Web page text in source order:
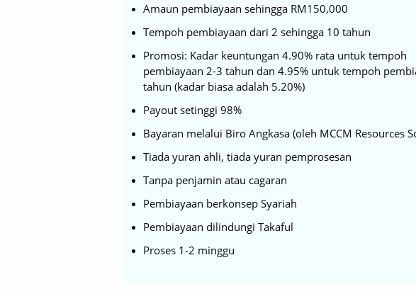
Amaun pembiayaan sehingga RM150,000
Tempoh pembiayaan dari 2 sehingga 10 tahun
Promosi: Kadar keuntungan 4.90% rata untuk tempoh
pembiayaan 2-3 tahun dan 4.95% untuk tempoh
tahun (kadar biasa adalah 5.20%)
Payout setinggi 98%
Bayaran melalui Biro Angkasa (oleh MCCM Resources
Tiada yuran ahli, tiada yuran pemprosesan
Tanpa penjamin atau cagaran
Pembiayaan berkonsep Syariah
Pembiayaan dilindungi Takaful
Proses 1-2 minggu